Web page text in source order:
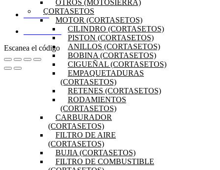
OTROS (MOTOSIERRA)
CORTASETOS
MOTOR (CORTASETOS)
CILINDRO (CORTASETOS)
PISTON (CORTASETOS)
ANILLOS (CORTASETOS)
BOBINA (CORTASETOS)
CIGUEÑAL (CORTASETOS)
EMPAQUETADURAS
(CORTASETOS)
RETENES (CORTASETOS)
RODAMIENTOS
(CORTASETOS)
CARBURADOR
(CORTASETOS)
FILTRO DE AIRE
(CORTASETOS)
BUJIA (CORTASETOS)
FILTRO DE COMBUSTIBLE
MI CUENTA
DISTRIBUIDORES
Escanea el código